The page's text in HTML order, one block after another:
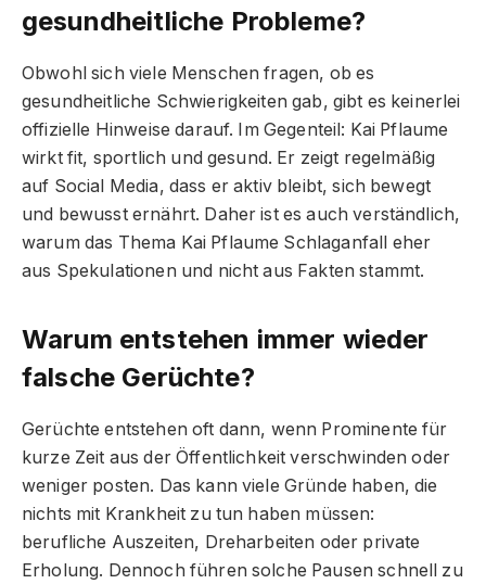
gesundheitliche Probleme?
Obwohl sich viele Menschen fragen, ob es
gesundheitliche Schwierigkeiten gab, gibt es keinerlei
offizielle Hinweise darauf. Im Gegenteil: Kai Pflaume
wirkt fit, sportlich und gesund. Er zeigt regelmäßig
auf Social Media, dass er aktiv bleibt, sich bewegt
und bewusst ernährt. Daher ist es auch verständlich,
warum das Thema Kai Pflaume Schlaganfall eher
aus Spekulationen und nicht aus Fakten stammt.
Warum entstehen immer wieder
falsche Gerüchte?
Gerüchte entstehen oft dann, wenn Prominente für
kurze Zeit aus der Öffentlichkeit verschwinden oder
weniger posten. Das kann viele Gründe haben, die
nichts mit Krankheit zu tun haben müssen:
berufliche Auszeiten, Dreharbeiten oder private
Erholung. Dennoch führen solche Pausen schnell zu